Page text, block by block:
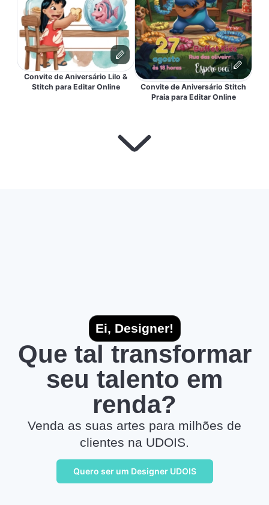
Convite de Aniversário Lilo &
Stitch para Editar Online
Convite de Aniversário Stitch
Praia para Editar Online
Ei, Designer!
Que tal transformar
seu talento em
renda?
Venda as suas artes para milhões de
clientes na UDOIS.
Quero ser um Designer UDOIS